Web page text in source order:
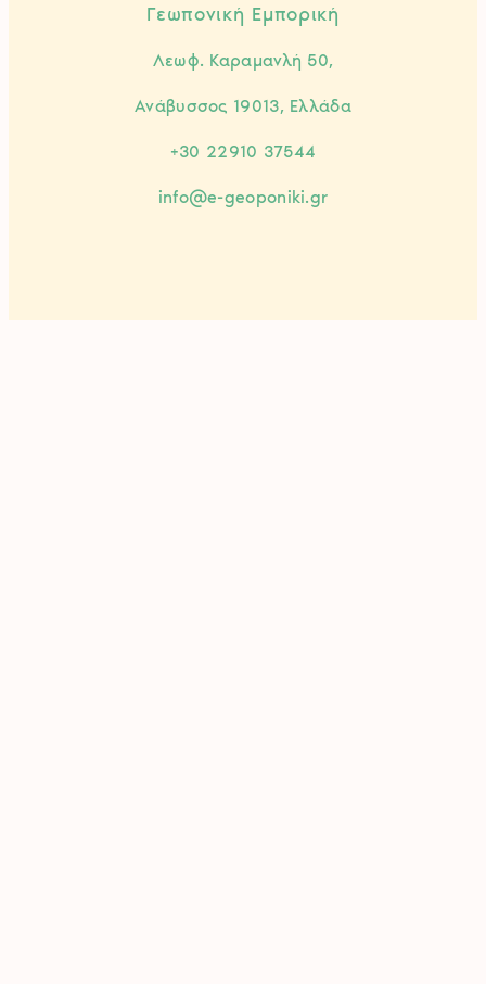
Γεωπονική Εμπορική
Λεωφ. Καραμανλή 50,
Ανάβυσσος 19013, Ελλάδα
+30 22910 37544
info@e-geoponiki.gr